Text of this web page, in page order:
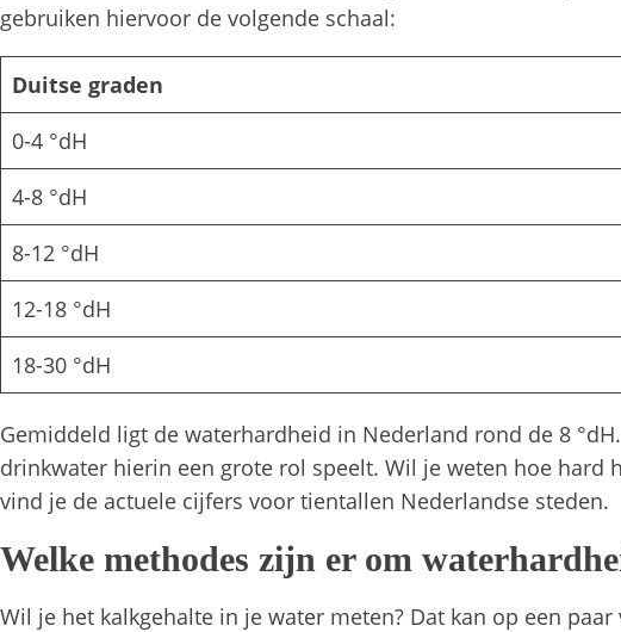
gebruiken hiervoor de volgende schaal:
Duitse graden
0-4 °dH
4-8 °dH
8-12 °dH
12-18 °dH
18-30 °dH
Gemiddeld ligt de waterhardheid in Nederland rond de 8
drinkwater hierin een grote rol speelt. Wil je weten hoe hard
vind je de actuele cijfers voor tientallen Nederlandse steden.
Welke methodes zijn er om
Wil je het kalkgehalte in je water meten? Dat kan op een